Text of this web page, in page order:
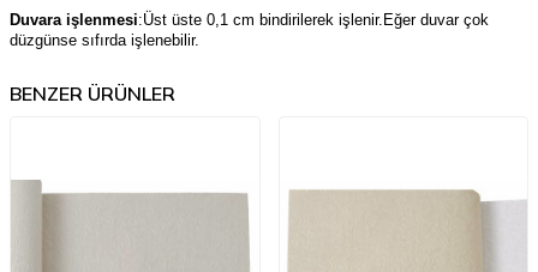
Duvara işlenmesi:Üst üste 0,1 cm bindirilerek işlenir.Eğer duvar çok
düzgünse sıfırda işlenebilir.
BENZER ÜRÜNLER